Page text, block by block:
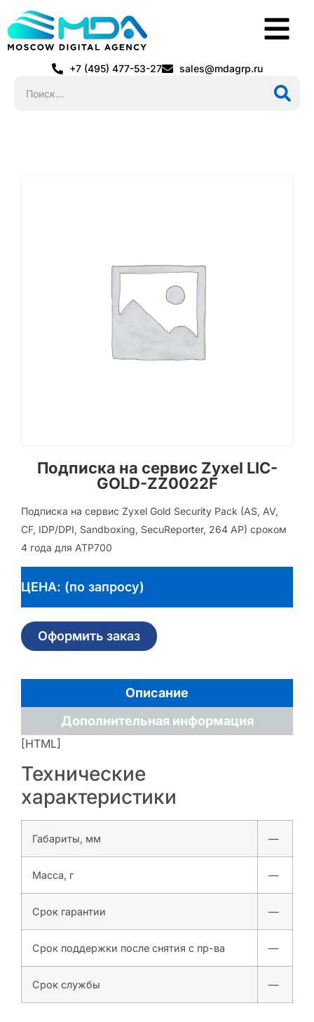
+7 (495) 477-53-27 sales@mdagrp.ru
Подписка на сервис Zyxel LIC-
GOLD-ZZ0022F
Подписка на сервис Zyxel Gold Security Pack (AS, AV,
CF, IDP/DPI, Sandboxing, SecuReporter, 264 AP) сроком
4 года для ATP700
ЦЕНА: (по запросу)
Оформить заказ
Описание
Дополнительная информация
[HTML]
Технические
характеристики
Габариты, мм —
Масса, г —
Срок гарантии —
Срок поддержки после снятия с пр-ва —
Срок службы —